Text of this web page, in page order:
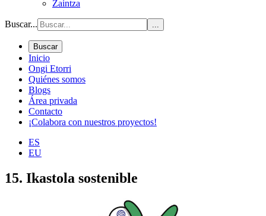
Zaintza
Buscar... ...
Buscar
Inicio
Ongi Etorri
Quiénes somos
Blogs
Área privada
Contacto
¡Colabora con nuestros proyectos!
ES
EU
15. Ikastola sostenible